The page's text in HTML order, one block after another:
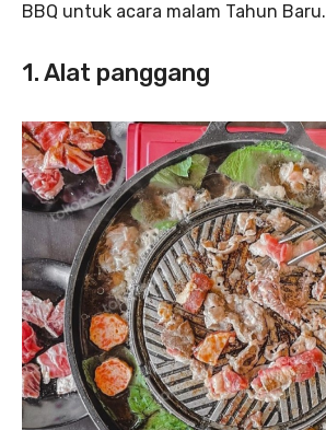
BBQ untuk acara malam Tahun Baru.
1. Alat panggang